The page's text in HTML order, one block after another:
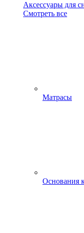
Аксессуары для
Смотреть все
Матрасы
Основания